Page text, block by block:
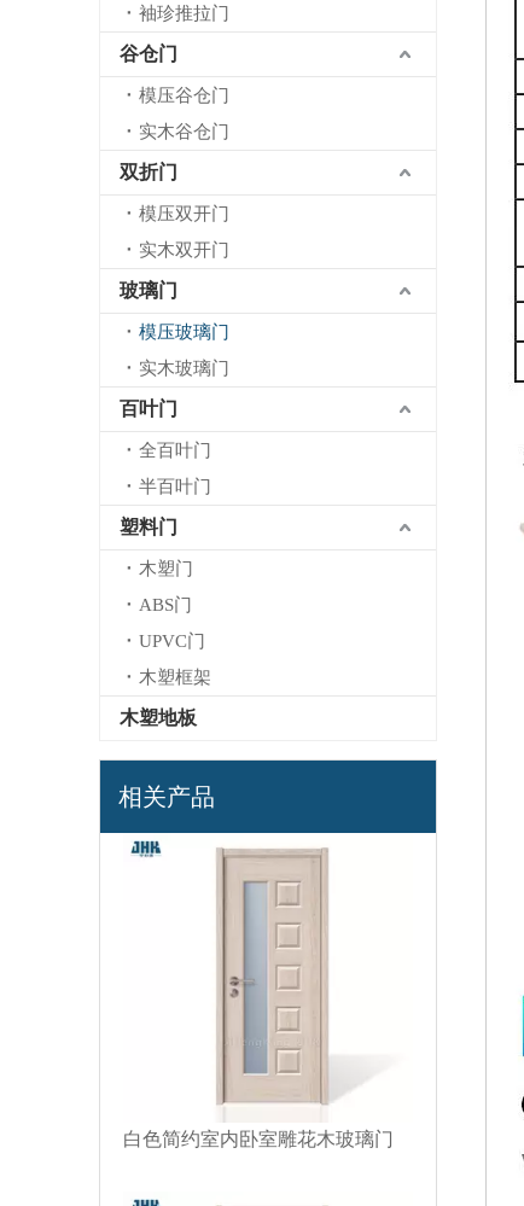
袖珍推拉门
谷仓门
模压谷仓门
实木谷仓门
双折门
模压双开门
实木双开门
玻璃门
模压玻璃门
实木玻璃门
百叶门
全百叶门
半百叶门
塑料门
木塑门
ABS门
UPVC门
木塑框架
木塑地板
相关产品
内部双折玻璃折叠内平开门
白色简约室内卧室雕花木玻璃门